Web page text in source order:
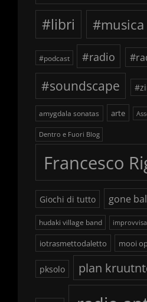
#libri
#musica
#podcast #radio
#soundscape
amygdala sonatas arte
Dentro e Fuori Blog
Francesco
Giochi di tutto gone
hudaki village band
iotrasmettodaletto mooi
pksolo plan